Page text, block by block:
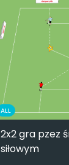
ALL
2x2 gra pzez
siłowym